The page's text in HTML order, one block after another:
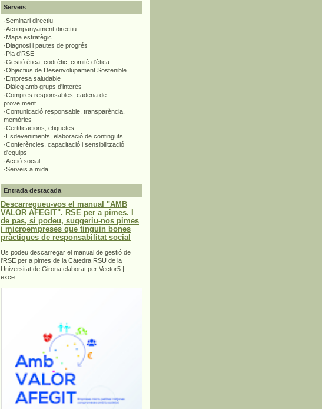
Serveis
·Seminari directiu
·Acompanyament directiu
·Mapa estratègic
·Diagnosi i pautes de progrés
·Pla d'RSE
·Gestió ètica, codi ètic, comitè d'ètica
·Objectius de Desenvolupament Sostenible
·Empresa saludable
·Diàleg amb grups d'interès
·Compres responsables, cadena de
proveïment
·Comunicació responsable, transparència,
memòries
·Certificacions, etiquetes
·Esdeveniments, elaboració de continguts
·Conferències, capacitació i sensibilització
d'equips
·Acció social
·Serveis a mida
Entrada destacada
Descarregueu-vos el manual "AMB
VALOR AFEGIT". RSE per a pimes. I
de pas, si podeu, suggeriu-nos pimes
i microempreses que tinguin bones
pràctiques de responsabilitat social
Us podeu descarregar el manual de gestió de
l'RSE per a pimes de la Càtedra RSU de la
Universitat de Girona elaborat per Vector5 |
exce...